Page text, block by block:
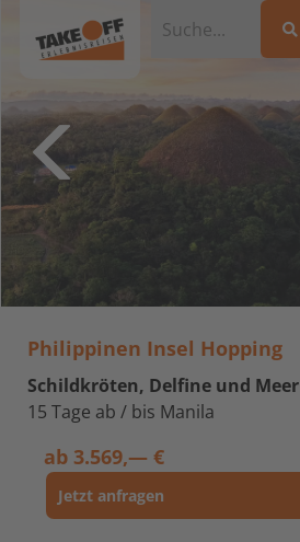
Philippinen Insel Hopping
Schildkröten, Delfine und Meer
15 Tage ab / bis Manila
ab 3.569,— €
Jetzt anfragen